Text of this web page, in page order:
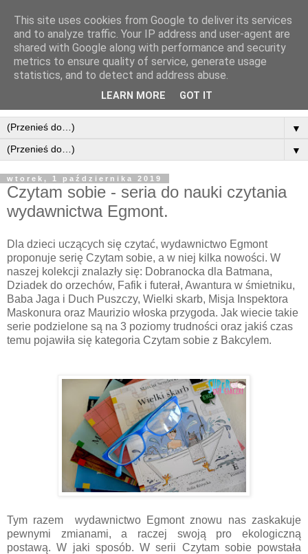
▼
▼
wtorek, 1 października 2019
Czytam sobie - seria do nauki czytania
wydawnictwa Egmont.
Dla dzieci uczących się czytać, wydawnictwo Egmont
proponuje serię Czytam sobie, a w niej kilka nowości. W
naszej kolekcji znalazły się: Dobranocka dla Batmana,
Dziadek do orzechów, Fafik i futerał, Awantura w śmietniku,
Baba Jaga i Duch Puszczy, Wielki skarb, Misja Inspektora
Maskonura oraz Maurizio włoska przygoda. Jak wiecie takie
serie podzielone są na 3 poziomy trudności oraz jakiś czas
temu pojawiła się kategoria Czytam sobie z Bakcylem.
Tym razem wydawnictwo Egmont znowu nas zaskakuje
pewnymi zmianami, a raczej swoją pro ekologiczną
postawą. W jaki sposób. W serii Czytam sobie powstała
This site uses cookies from Google to deliver its services
and to analyze traffic. Your IP address and user-agent are
shared with Google along with performance and security
metrics to ensure quality of service, generate usage
statistics, and to detect and address abuse.
LEARN MORE GOT IT